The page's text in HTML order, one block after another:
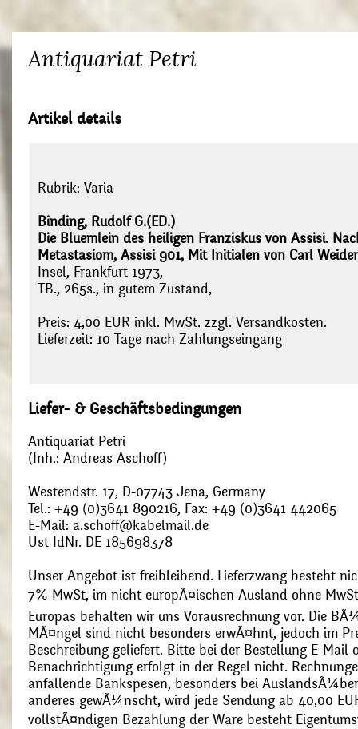
Antiquariat Petri
Artikel details
Rubrik: Varia
Binding, Rudolf G.(ED.)
Die Bluemlein des heiligen Franziskus von Assisi.
Metastasiom, Assisi 901, Mit Initialen von Carl
Insel, Frankfurt 1973,
TB., 265s., in gutem Zustand,
Preis: 4,00 EUR inkl. MwSt. zzgl. Versandkosten.
Lieferzeit: 10 Tage nach Zahlungseingang
Liefer- & Geschäftsbedingungen
Antiquariat Petri
(Inh.: Andreas Aschoff)
Westendstr. 17, D-07743 Jena, Germany
Tel.: +49 (0)3641 890216, Fax: +49 (0)3641 442065
E-Mail: a.schoff@kabelmail.de
Ust IdNr. DE 185698378
Unser Angebot ist freibleibend. Lieferzwang besteht
7% MwSt, im nicht europÃ¤ischen Ausland ohne
Europas behalten wir uns Vorausrechnung vor. Die
MÃ¤ngel sind nicht besonders erwÃ¤hnt, jedoch im
Beschreibung geliefert. Bitte bei der Bestellung E-Mail
Benachrichtigung erfolgt in der Regel nicht.
anfallende Bankspesen, besonders bei
anderes gewÃ¼nscht, wird jede Sendung ab 40,00
vollstÃ¤ndigen Bezahlung der Ware besteht